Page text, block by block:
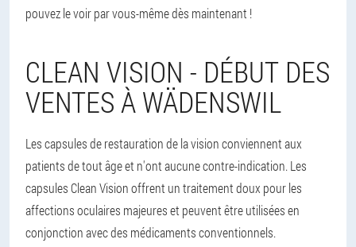
pouvez le voir par vous-même dès maintenant !
CLEAN VISION - DÉBUT DES
VENTES À WÄDENSWIL
Les capsules de restauration de la vision conviennent aux
patients de tout âge et n'ont aucune contre-indication. Les
capsules Clean Vision offrent un traitement doux pour les
affections oculaires majeures et peuvent être utilisées en
conjonction avec des médicaments conventionnels.